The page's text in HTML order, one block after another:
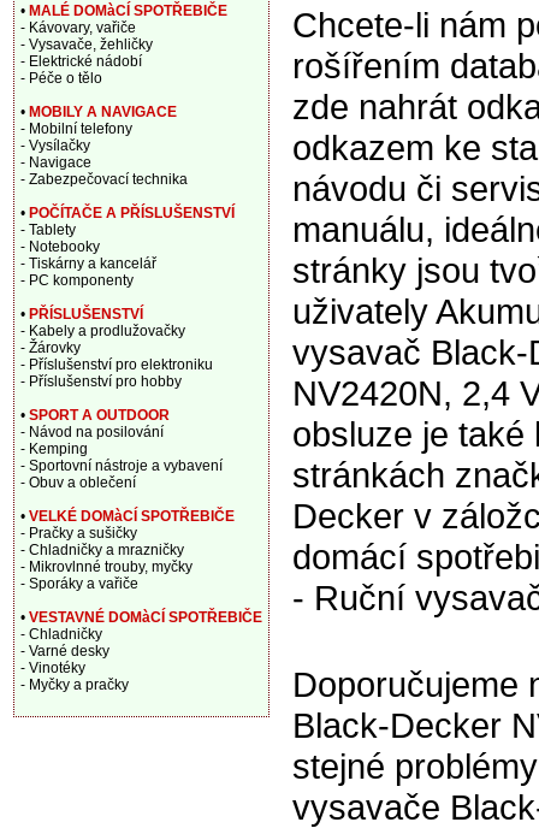
Chcete-li nám
rošířením
zde nahrát
odkazem ke
návodu či
manuálu,
stránky jsou
uživately
vysavač Black-
NV2420N, 2,4
obsluze je také
stránkách
Decker v
domácí
- Ruční
Doporučujeme
Black-Decker
stejné
vysavače
• MALÉ DOMàCÍ SPOTŘEBIČE
- Kávovary, vařiče
- Vysavače, žehličky
- Elektrické nádobí
- Péče o tělo
• MOBILY A NAVIGACE
- Mobilní telefony
- Vysílačky
- Navigace
- Zabezpečovací technika
• POČÍTAČE A PŘÍSLUŠENSTVÍ
- Tablety
- Notebooky
- Tiskárny a kancelář
- PC komponenty
• PŘÍSLUŠENSTVÍ
- Kabely a prodlužovačky
- Žárovky
- Příslušenství pro elektroniku
- Příslušenství pro hobby
• SPORT A OUTDOOR
- Návod na posilování
- Kemping
- Sportovní nástroje a vybavení
- Obuv a oblečení
• VELKÉ DOMàCÍ SPOTŘEBIČE
- Pračky a sušičky
- Chladničky a mrazničky
- Mikrovlnné trouby, myčky
- Sporáky a vařiče
• VESTAVNÉ DOMàCÍ SPOTŘEBIČE
- Chladničky
- Varné desky
- Vinotéky
- Myčky a pračky